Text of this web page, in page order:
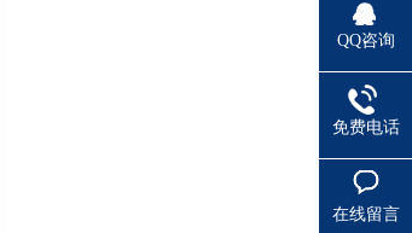
QQ咨询
免费电话
在线留言